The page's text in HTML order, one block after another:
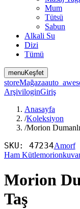
Mum
Tütsü
Sabun
Alkali Su
Dizi
Tümü
menuKeşfet
storeMağaza
ArşiviloginGiriş
Anasayfa
/Koleksiyon
/Morion
SKU: 47234Amorf
Ham Kütle
Morion
Taş